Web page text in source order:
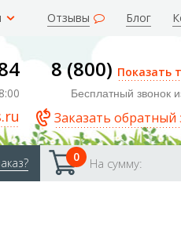
Отзывы Блог
8 (800) Показать
Бесплатный звонок
Заказать обратный
0 На сумму: